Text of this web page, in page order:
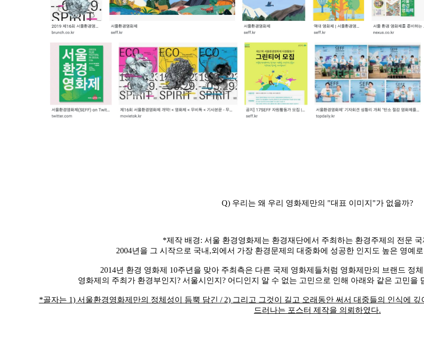
Q) 우리는 왜 우리 영화제만의 "대표 이미지"가 없을까?
*제작 배경: 서울 환경영화제는 환경재단에서 주최하는 환경주제의 전문
2004년을 그 시작으로 국내,외에서 가장 환경문제의 대중화에 성공한 인지도 높은 영예
2014년 환경 영화제 10주년을 맞아 주최측은 다른 국제 영화제들처럼 영화제만의 브랜드 정
영화제의 주최가 환경부인지? 서울시인지? 어디인지 알 수 없는 고민으로 인해 아래와 같은 고민을
*골자는 1) 서울환경영화제만의 정체성이 듬뿍 담긴 / 2) 그리고 그것이 길고 오래동안 써서 대중들의 인식에
드러나는 포스터 제작을 의뢰하였다.